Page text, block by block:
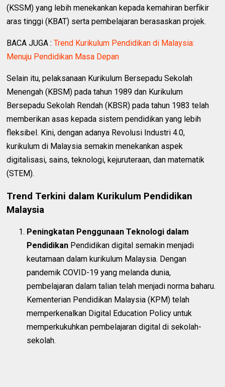
(KSSM) yang lebih menekankan kepada kemahiran berfikir
aras tinggi (KBAT) serta pembelajaran berasaskan projek.
BACA JUGA :Trend Kurikulum Pendidikan di Malaysia:
Menuju Pendidikan Masa Depan
Selain itu, pelaksanaan Kurikulum Bersepadu Sekolah
Menengah (KBSM) pada tahun 1989 dan Kurikulum
Bersepadu Sekolah Rendah (KBSR) pada tahun 1983 telah
memberikan asas kepada sistem pendidikan yang lebih
fleksibel. Kini, dengan adanya Revolusi Industri 4.0,
kurikulum di Malaysia semakin menekankan aspek
digitalisasi, sains, teknologi, kejuruteraan, dan matematik
(STEM).
Trend Terkini dalam Kurikulum Pendidikan
Malaysia
Peningkatan Penggunaan Teknologi dalam
Pendidikan Pendidikan digital semakin menjadi
keutamaan dalam kurikulum Malaysia. Dengan
pandemik COVID-19 yang melanda dunia,
pembelajaran dalam talian telah menjadi norma baharu.
Kementerian Pendidikan Malaysia (KPM) telah
memperkenalkan Digital Education Policy untuk
memperkukuhkan pembelajaran digital di sekolah-
sekolah.